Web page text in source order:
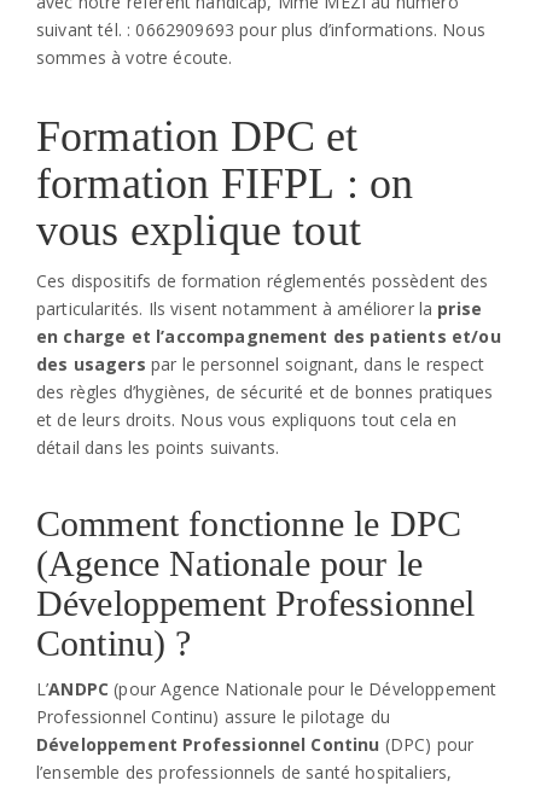
suivant tél. :0662909693pour plus d’informations. Nous
sommes à votre écoute.
Formation DPC et
formation FIFPL : on
vous explique tout
Ces dispositifs de formation réglementés possèdent des
particularités. Ils visent notamment à améliorer la prise
en charge et l’accompagnement des patients et/ou
des usagers par le personnel soignant, dans le respect
des règles d’hygiènes, de sécurité et de bonnes pratiques
et de leurs droits. Nous vous expliquons tout cela en
détail dans les points suivants.
Comment fonctionne le DPC
(Agence Nationale pour le
Développement Professionnel
Continu) ?
L’ANDPC (pour Agence Nationale pour le Développement
Professionnel Continu) assure le pilotage du
Développement Professionnel Continu (DPC) pour
l’ensemble des professionnels de santé hospitaliers,